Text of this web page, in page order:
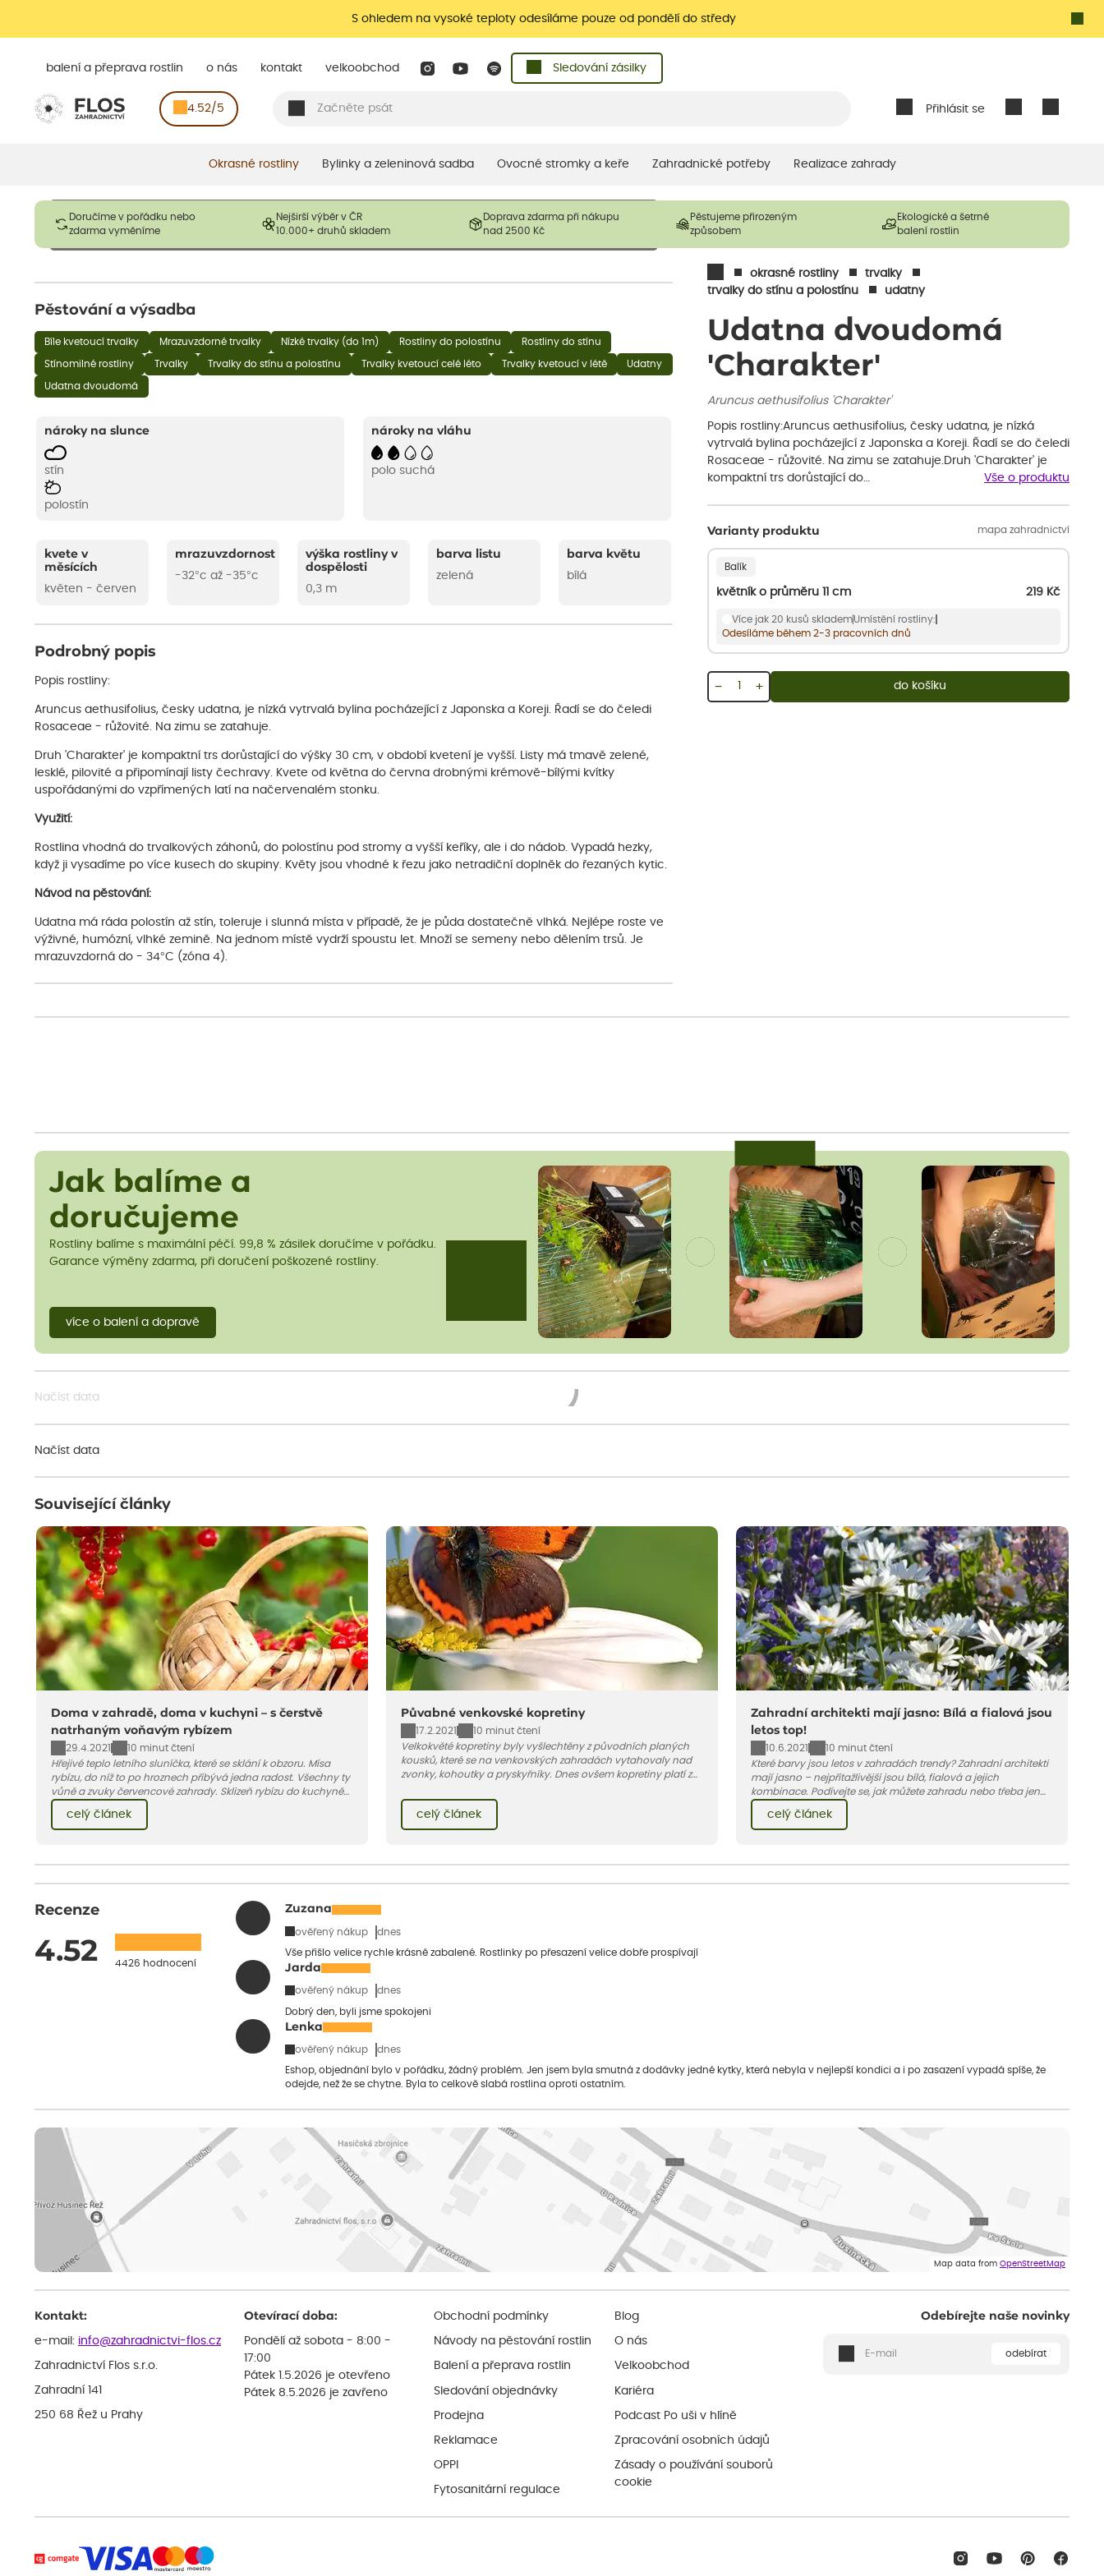
S ohledem na vysoké teploty odesíláme pouze od pondělí do středy
Přihlásit se
balení a přeprava rostlin o nás kontakt velkoobchod Sledování zásilky
4.52/5
Okrasné rostliny Bylinky a zeleninová sadba Ovocné stromky a keře Zahradnické potřeby Realizace zahrady
Doručíme v pořádku nebo
zdarma vyměníme
Nejširší výběr v ČR
10.000+ druhů skladem
Doprava zdarma při nákupu
nad 2500 Kč
Pěstujeme přirozeným
způsobem
Ekologické a šetrné
balení rostlin
okrasné rostliny
trvalky
trvalky do stínu a polostínu
udatny
Udatna dvoudomá
'Charakter'
Aruncus aethusifolius 'Charakter'
Popis rostliny:Aruncus aethusifolius, česky udatna, je nízká
vytrvalá bylina pocházející z Japonska a Koreji. Řadí se do čeledi
Rosaceae - růžovité. Na zimu se zatahuje.Druh 'Charakter' je
kompaktní trs dorůstající do…
Vše o produktu
Varianty produktu mapa zahradnictví
Balík
květník o průměru 11 cm 219 Kč
Více jak 20 kusů sklademUmístění rostliny:
Odesíláme během 2-3 pracovních dnů
+
− do košíku
Obrázky slouží pouze pro ilustrační účely a mají reprezentovat prodávané produkty. V závislosti na sezónnosti mohou být
opadavé rostliny dodávány v dormantním stavu a bez listů. Rostliny mohou být také sestřiženy níže, než je uvedená
Pěstování a výsadba
Bíle kvetoucí trvalky Mrazuvzdorné trvalky Nízké trvalky (do 1m) Rostliny do polostínu Rostliny do stínu
Stínomilné rostliny Trvalky Trvalky do stínu a polostínu Trvalky kvetoucí celé léto Trvalky kvetoucí v létě Udatny
Udatna dvoudomá
nároky na slunce
stín
polostín
nároky na vláhu
polo suchá
kvete v
měsících
květen - červen
mrazuvzdornost
-32°c až -35°c
výška rostliny v
dospělosti
0,3 m
barva listu
zelená
barva květu
bílá
Podrobný popis
Popis rostliny:
Aruncus aethusifolius, česky udatna, je nízká vytrvalá bylina pocházející z Japonska a Koreji. Řadí se do čeledi
Rosaceae - růžovité. Na zimu se zatahuje.
Druh 'Charakter' je kompaktní trs dorůstající do výšky 30 cm, v období kvetení je vyšší. Listy má tmavě zelené,
lesklé, pilovité a připomínají listy čechravy. Kvete od května do června drobnými krémově-bílými kvítky
uspořádanými do vzpřímených latí na načervenalém stonku.
Využití:
Rostlina vhodná do trvalkových záhonů, do polostínu pod stromy a vyšší keříky, ale i do nádob. Vypadá hezky,
když ji vysadíme po více kusech do skupiny. Květy jsou vhodné k řezu jako netradiční doplněk do řezaných kytic.
Návod na pěstování:
Udatna má ráda polostín až stín, toleruje i slunná místa v případě, že je půda dostatečně vlhká. Nejlépe roste ve
výživné, humózní, vlhké zemině. Na jednom místě vydrží spoustu let. Množí se semeny nebo dělením trsů. Je
mrazuvzdorná do - 34°C (zóna 4).
Jak balíme a
doručujeme
Rostliny balíme s maximální péčí. 99,8 % zásilek doručíme v pořádku.
Garance výměny zdarma, při doručení poškozené rostliny.
více o balení a dopravě
Načíst data
Načíst data
Související články
Doma v zahradě, doma v kuchyni – s čerstvě
natrhaným voňavým rybízem
29.4.2021
10 minut čtení
Hřejivé teplo letního sluníčka, které se sklání k obzoru. Mísa
rybízu, do níž to po hroznech přibývá jedna radost. Všechny ty
vůně a zvuky červencové zahrady. Sklizeň rybízu do kuchyně
dětství při mlsání babiččina drobenkového koláče s rybízem.
celý článek
Půvabné venkovské kopretiny
17.2.2021
10 minut čtení
Velkokvěté kopretiny byly vyšlechtěny z původních planých
kousků, které se na venkovských zahradách vytahovaly nad
zvonky, kohoutky a pryskyřníky. Dnes ovšem kopretiny platí za
uvolněnou atmosféru, vdechnou jí půvab starých časů i letní
louky u vaší babičky. Hodí se k plotu, do záhonu anebo klidně
na opečovávanou a pěstěnou předzahrádku.
celý článek
Zahradní architekti mají jasno: Bílá a fialová jsou
letos top!
10.6.2021
10 minut čtení
Které barvy jsou letos v zahradách trendy? Zahradní architekti
mají jasno – nejpřitažlivější jsou bílá, fialová a jejich
kombinace. Podívejte se, jak můžete zahradu nebo třeba jen
obléknout i vy.
celý článek
Recenze
4.52 4426 hodnocení
Zuzana
ověřený nákup dnes
Vše přišlo velice rychle krásně zabalené. Rostlinky po přesazení velice dobře prospívají
Jarda
ověřený nákup dnes
Dobrý den, byli jsme spokojeni
Lenka
ověřený nákup dnes
Eshop, objednání bylo v pořádku, žádný problém. Jen jsem byla smutná z dodávky jedné kytky, která nebyla v nejlepší kondici a i po zasazení vypadá spíše, že
odejde, než že se chytne. Byla to celkově slabá rostlina oproti ostatním.
Map data from OpenStreetMap
Kontakt:
e-mail: info@zahradnictvi-flos.cz
Zahradnictví Flos s.r.o.
Zahradní 141
250 68 Řež u Prahy
Otevírací doba:
Pondělí až sobota - 8:00 -
17:00
Pátek 1.5.2026 je otevřeno
Pátek 8.5.2026 je zavřeno
Obchodní podmínky
Návody na pěstování rostlin
Balení a přeprava rostlin
Sledování objednávky
Prodejna
Reklamace
OPPI
Fytosanitární regulace
Blog
O nás
Velkoobchod
Kariéra
Podcast Po uši v hlíně
Zpracování osobních údajů
Zásady o používání souborů
cookie
Odebírejte naše novinky
odebírat